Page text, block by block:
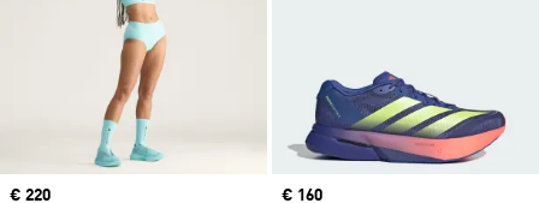
Precio
€ 220
Precio
€ 160